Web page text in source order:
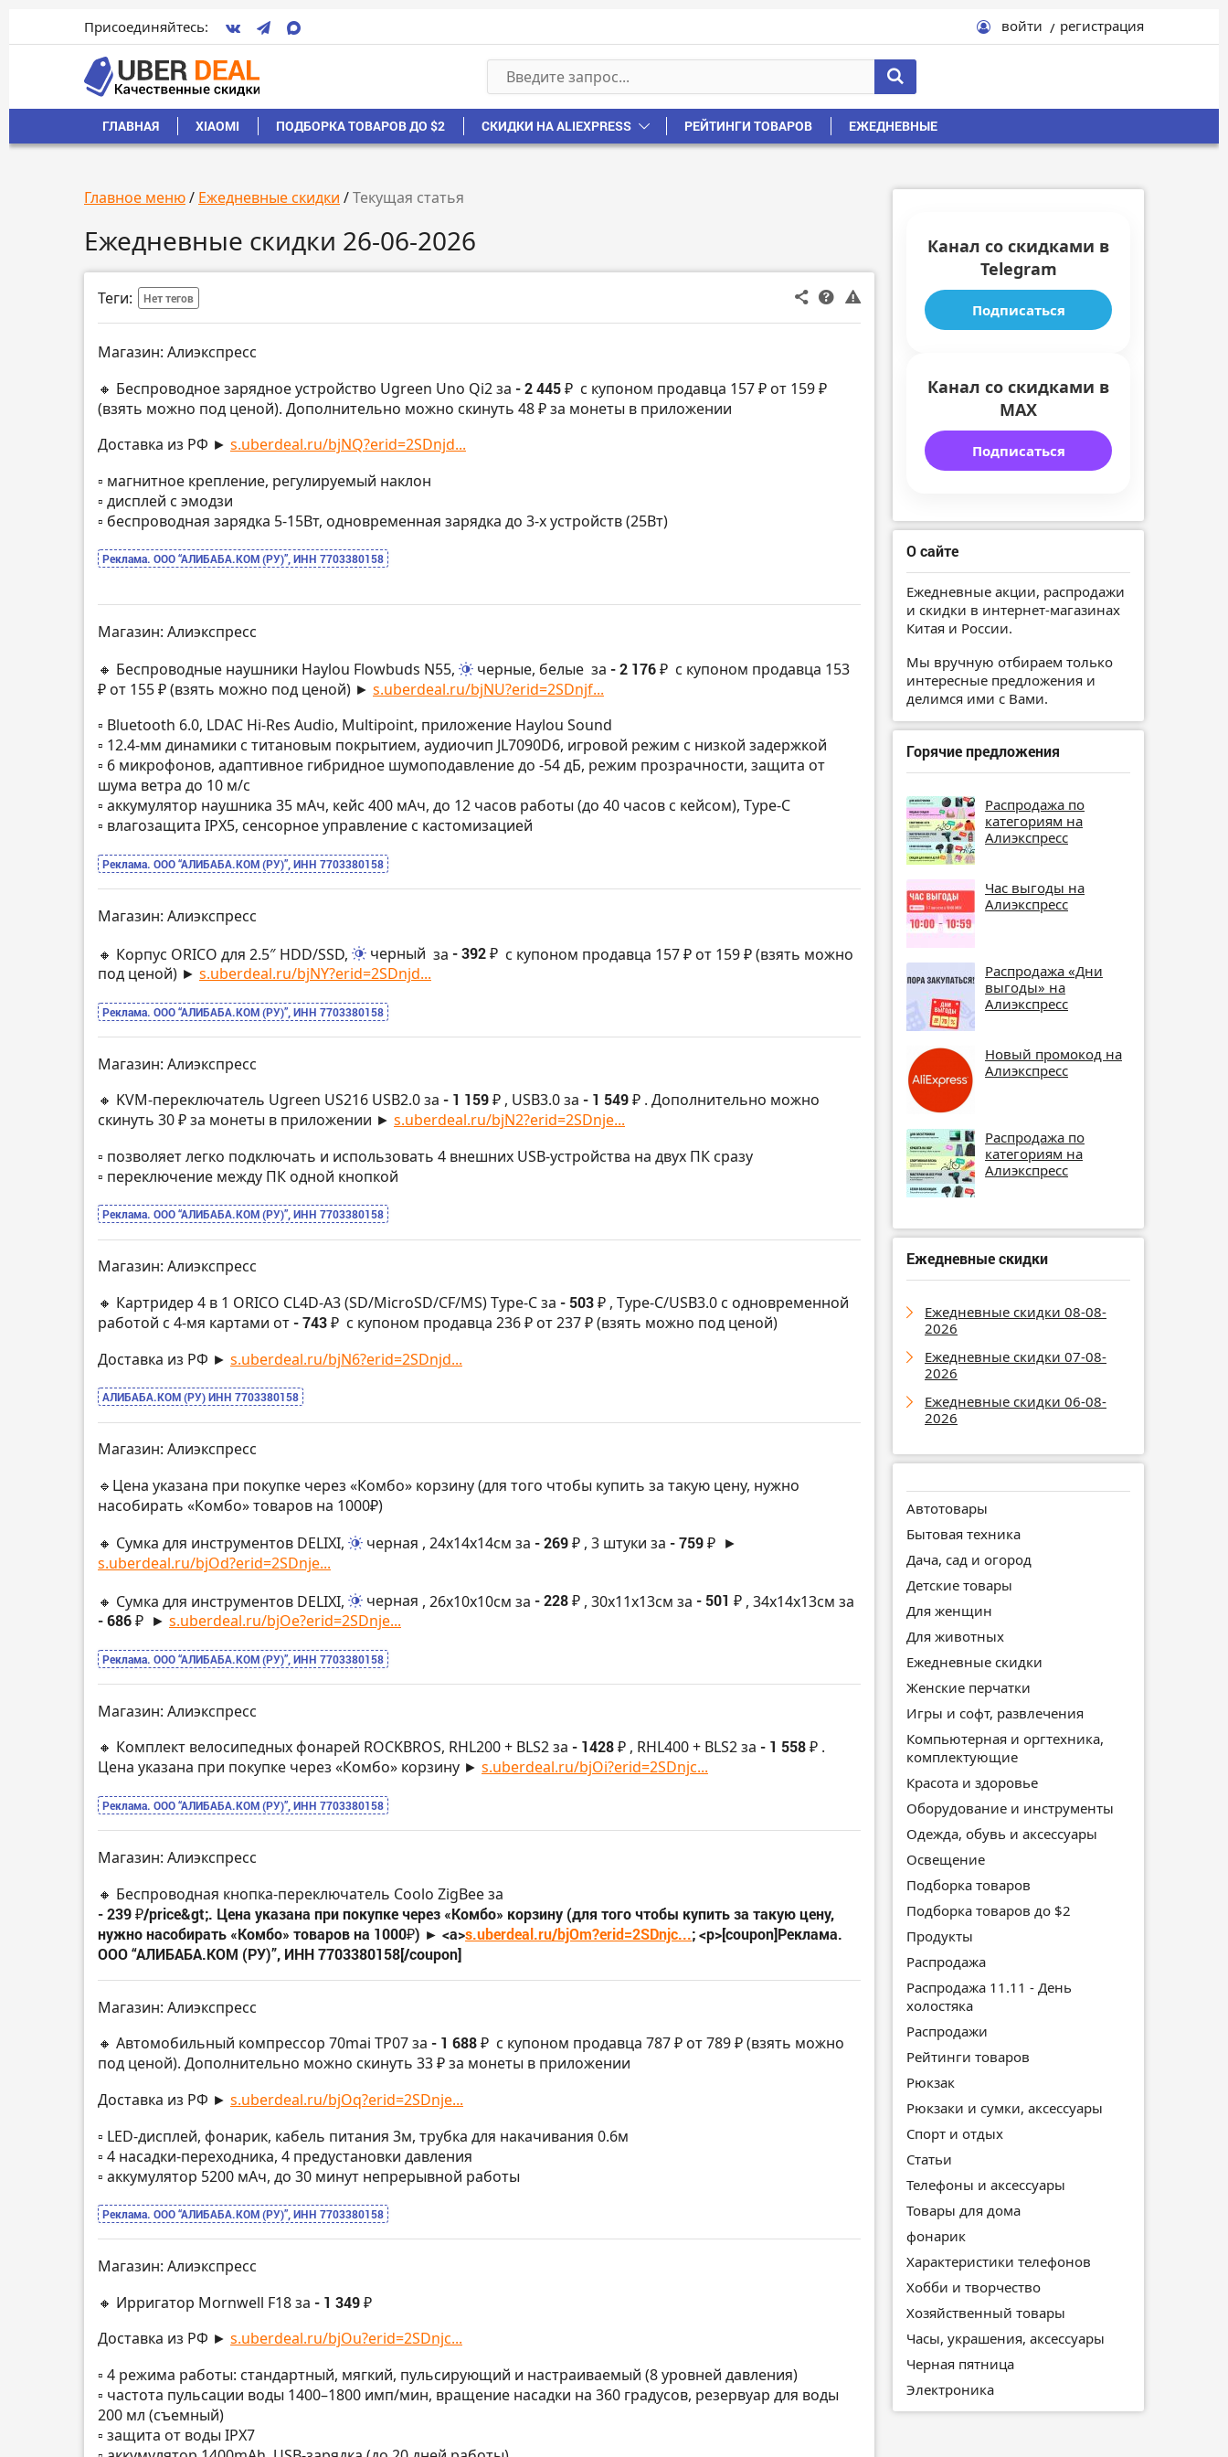
Присоединяйтесь: войти регистрация
ГЛАВНАЯ XIAOMI ПОДБОРКА ТОВАРОВ ДО $2 СКИДКИ НА ALIEXPRESS РЕЙТИНГИ ТОВАРОВ ЕЖЕДНЕВНЫЕ
Главное меню/ Ежедневные скидки /Текущая статья
Ежедневные скидки 26-06-2026
Теги: Нет тегов
Магазин: Алиэкспресс
🔸 Беспроводное зарядное устройство Ugreen Uno Qi2 за - 2 445 ₽ с купоном продавца 157 ₽ от 159 ₽
(взять можно под ценой). Дополнительно можно скинуть 48 ₽ за монеты в приложении
Доставка из РФ ► s.uberdeal.ru/bjNQ?erid=2SDnjd...
▫️ магнитное крепление, регулируемый наклон
▫️ дисплей с эмодзи
▫️ беспроводная зарядка 5-15Вт, одновременная зарядка до 3-х устройств (25Вт)
Реклама. ООО “АЛИБАБА.КОМ (РУ)”, ИНН 7703380158
Магазин: Алиэкспресс
🔸 Беспроводные наушники Haylou Flowbuds N55,
черные, белые за - 2 176 ₽ с купоном продавца 153
₽ от 155 ₽ (взять можно под ценой) ► s.uberdeal.ru/bjNU?erid=2SDnjf...
▫️ Bluetooth 6.0, LDAC Hi-Res Audio, Multipoint, приложение Haylou Sound
▫️ 12.4-мм динамики с титановым покрытием, аудиочип JL7090D6, игровой режим с низкой задержкой
▫️ 6 микрофонов, адаптивное гибридное шумоподавление до -54 дБ, режим прозрачности, защита от
шума ветра до 10 м/с
▫️ аккумулятор наушника 35 мАч, кейс 400 мАч, до 12 часов работы (до 40 часов с кейсом), Type-C
▫️ влагозащита IPX5, сенсорное управление с кастомизацией
Реклама. ООО “АЛИБАБА.КОМ (РУ)”, ИНН 7703380158
Магазин: Алиэкспресс
🔸 Корпус ORICO для 2.5″ HDD/SSD,
черный за - 392 ₽ с купоном продавца 157 ₽ от 159 ₽ (взять можно
под ценой) ► s.uberdeal.ru/bjNY?erid=2SDnjd...
Реклама. ООО “АЛИБАБА.КОМ (РУ)”, ИНН 7703380158
Магазин: Алиэкспресс
🔸 KVM-переключатель Ugreen US216 USB2.0 за - 1 159 ₽ , USB3.0 за - 1 549 ₽ . Дополнительно можно
скинуть 30 ₽ за монеты в приложении ► s.uberdeal.ru/bjN2?erid=2SDnje...
▫️ позволяет легко подключать и использовать 4 внешних USB-устройства на двух ПК сразу
▫️ переключение между ПК одной кнопкой
Реклама. ООО “АЛИБАБА.КОМ (РУ)”, ИНН 7703380158
Магазин: Алиэкспресс
🔸 Картридер 4 в 1 ORICO CL4D-A3 (SD/MicroSD/CF/MS) Type-C за - 503 ₽ , Type-C/USB3.0 с одновременной
работой с 4-мя картами от- 743 ₽ с купоном продавца 236 ₽ от 237 ₽ (взять можно под ценой)
Доставка из РФ ► s.uberdeal.ru/bjN6?erid=2SDnjd...
АЛИБАБА.КОМ (РУ) ИНН 7703380158
Магазин: Алиэкспресс
🔹Цена указана при покупке через «Комбо» корзину (для того чтобы купить за такую цену, нужно
насобирать «Комбо» товаров на 1000₽)
🔸 Сумка для инструментов DELIXI,
черная , 24х14х14см за - 269 ₽ , 3 штуки за - 759 ₽ ►
s.uberdeal.ru/bjOd?erid=2SDnje...
🔸 Сумка для инструментов DELIXI,
черная , 26х10х10см за - 228 ₽ , 30х11х13см за - 501 ₽ , 34х14х13см за
- 686 ₽ ► s.uberdeal.ru/bjOe?erid=2SDnje...
Реклама. ООО “АЛИБАБА.КОМ (РУ)”, ИНН 7703380158
Магазин: Алиэкспресс
🔸 Комплект велосипедных фонарей ROCKBROS, RHL200 + BLS2 за - 1428 ₽ , RHL400 + BLS2 за - 1 558 ₽ .
Цена указана при покупке через «Комбо» корзину ► s.uberdeal.ru/bjOi?erid=2SDnjc...
Реклама. ООО “АЛИБАБА.КОМ (РУ)”, ИНН 7703380158
Магазин: Алиэкспресс
🔸 Беспроводная кнопка-переключатель Coolo ZigBee за
- 239 ₽/price&gt;. Цена указана при покупке через «Комбо» корзину (для того чтобы купить за такую цену,
нужно насобирать «Комбо» товаров на 1000₽) ► <a>s.uberdeal.ru/bjOm?erid=2SDnjc...; <p>[coupon]Реклама.
ООО “АЛИБАБА.КОМ (РУ)”, ИНН 7703380158[/coupon]
Магазин: Алиэкспресс
🔸 Автомобильный компрессор 70mai TP07 за - 1 688 ₽ с купоном продавца 787 ₽ от 789 ₽ (взять можно
под ценой). Дополнительно можно скинуть 33 ₽ за монеты в приложении
Доставка из РФ ► s.uberdeal.ru/bjOq?erid=2SDnje...
▫️ LED-дисплей, фонарик, кабель питания 3м, трубка для накачивания 0.6м
▫️ 4 насадки-переходника, 4 предустановки давления
▫️ аккумулятор 5200 мАч, до 30 минут непрерывной работы
Реклама. ООО “АЛИБАБА.КОМ (РУ)”, ИНН 7703380158
Магазин: Алиэкспресс
🔸 Ирригатор Mornwell F18 за - 1 349 ₽
Доставка из РФ ► s.uberdeal.ru/bjOu?erid=2SDnjc...
▫️ 4 режима работы: стандартный, мягкий, пульсирующий и настраиваемый (8 уровней давления)
▫️ частота пульсации воды 1400–1800 имп/мин, вращение насадки на 360 градусов, резервуар для воды
200 мл (съемный)
▫️ защита от воды IPX7
Канал со скидками в
Telegram
Подписаться
Канал со скидками в
MAX
Подписаться
О сайте
Ежедневные акции, распродажи
и скидки в интернет-магазинах
Китая и России.
Мы вручную отбираем только
интересные предложения и
делимся ими с Вами.
Горячие предложения
Распродажа по
категориям на
Алиэкспресс
Час выгоды на
Алиэкспресс
Распродажа «Дни
выгоды» на
Алиэкспресс
Новый промокод на
Алиэкспресс
Распродажа по
категориям на
Алиэкспресс
Ежедневные скидки
Ежедневные скидки 08-08-
2026
Ежедневные скидки 07-08-
2026
Ежедневные скидки 06-08-
2026
Автотовары
Бытовая техника
Дача, сад и огород
Детские товары
Для женщин
Для животных
Ежедневные скидки
Женские перчатки
Игры и софт, развлечения
Компьютерная и оргтехника,
комплектующие
Красота и здоровье
Оборудование и инструменты
Одежда, обувь и аксессуары
Освещение
Подборка товаров
Подборка товаров до $2
Продукты
Распродажа
Распродажа 11.11 - День
холостяка
Распродажи
Рейтинги товаров
Рюкзак
Рюкзаки и сумки, аксессуары
Спорт и отдых
Статьи
Телефоны и аксессуары
Товары для дома
фонарик
Характеристики телефонов
Хобби и творчество
Хозяйственный товары
Часы, украшения, аксессуары
Черная пятница
Электроника